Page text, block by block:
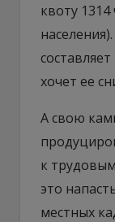
квоту 1314
хочет ее
А свою
к
это
местных